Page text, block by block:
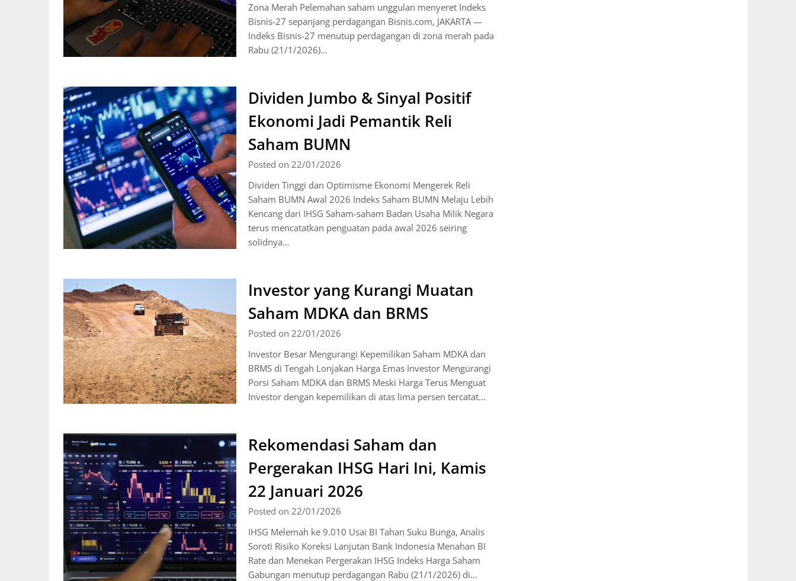
Zona Merah Pelemahan saham unggulan menyeret Indeks
Bisnis-27 sepanjang perdagangan Bisnis.com, JAKARTA —
Indeks Bisnis-27 menutup perdagangan di zona merah pada
Rabu (21/1/2026)…
Dividen Jumbo & Sinyal Positif
Ekonomi Jadi Pemantik Reli
Saham BUMN
Posted on 22/01/2026
Dividen Tinggi dan Optimisme Ekonomi Mengerek Reli
Saham BUMN Awal 2026 Indeks Saham BUMN Melaju Lebih
Kencang dari IHSG Saham-saham Badan Usaha Milik Negara
terus mencatatkan penguatan pada awal 2026 seiring
solidnya…
Investor yang Kurangi Muatan
Saham MDKA dan BRMS
Posted on 22/01/2026
Investor Besar Mengurangi Kepemilikan Saham MDKA dan
BRMS di Tengah Lonjakan Harga Emas Investor Mengurangi
Porsi Saham MDKA dan BRMS Meski Harga Terus Menguat
Investor dengan kepemilikan di atas lima persen tercatat…
Rekomendasi Saham dan
Pergerakan IHSG Hari Ini, Kamis
22 Januari 2026
Posted on 22/01/2026
IHSG Melemah ke 9.010 Usai BI Tahan Suku Bunga, Analis
Soroti Risiko Koreksi Lanjutan Bank Indonesia Menahan BI
Rate dan Menekan Pergerakan IHSG Indeks Harga Saham
Gabungan menutup perdagangan Rabu (21/1/2026) di…